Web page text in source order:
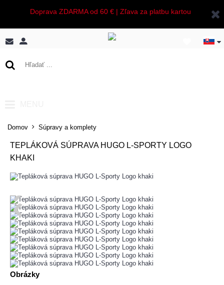
Doprava ZDARMA od 60 € | Zľava za platbu kartou
Domov Súpravy a komplety
TEPLÁKOVÁ SÚPRAVA HUGO L-SPORTY LOGO
KHAKI
Obrázky